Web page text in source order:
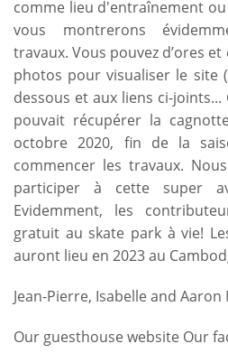
comme lieu d'entraînement
vous montrerons
travaux. Vous pouvez d’ores
photos pour visualiser le site
dessous et aux liens ci-
pouvait récupérer la
octobre 2020, fin de la
commencer les travaux.
participer à cette super
Evidemment, les
gratuit au skate park à vie!
auront lieu en 2023 au
Jean-Pierre, Isabelle and Aaron
Our guesthouse website Our